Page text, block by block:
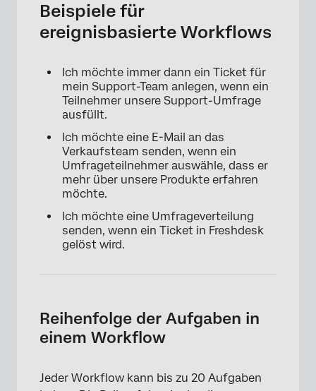
Beispiele für
ereignisbasierte Workflows
Ich möchte immer dann ein Ticket für
mein Support-Team anlegen, wenn ein
Teilnehmer unsere Support-Umfrage
ausfüllt.
Ich möchte eine E-Mail an das
Verkaufsteam senden, wenn ein
Umfrageteilnehmer auswähle, dass er
mehr über unsere Produkte erfahren
möchte.
Ich möchte eine Umfrageverteilung
senden, wenn ein Ticket in Freshdesk
gelöst wird.
Reihenfolge der Aufgaben in
einem Workflow
Jeder Workflow kann bis zu 20 Aufgaben